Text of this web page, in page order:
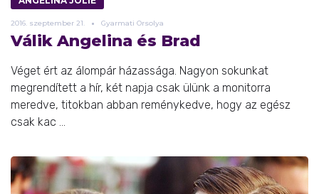
2016. szeptember 21. Gyarmati Orsolya
Válik Angelina és Brad
Véget ért az álompár házassága. Nagyon sokunkat
megrendített a hír, két napja csak ülünk a monitorra
meredve, titokban abban reménykedve, hogy az egész
csak kac ...